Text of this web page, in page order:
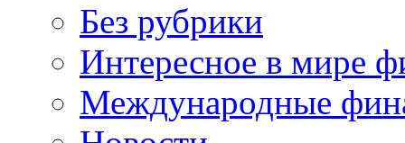
Без рубрики
Интересное в мире
Международные